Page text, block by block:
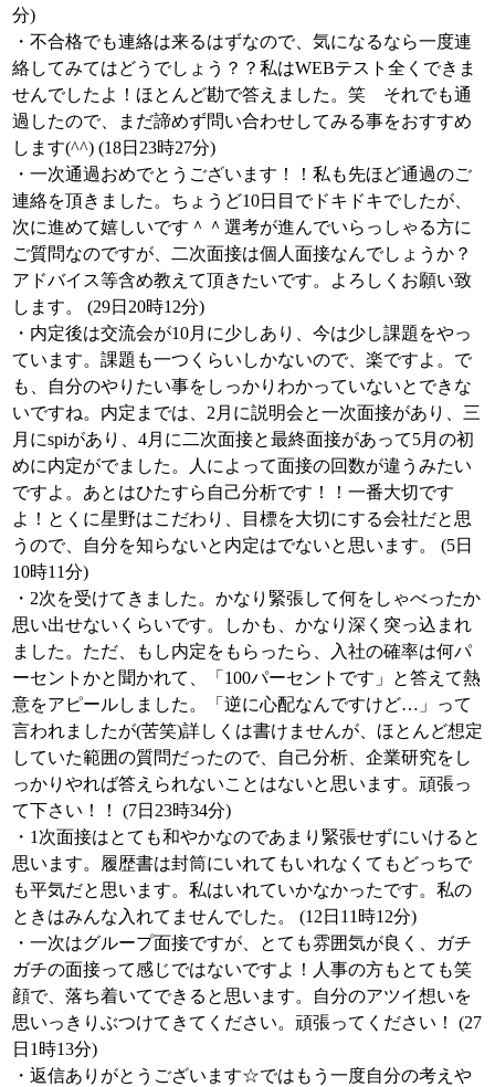
分)
・不合格でも連絡は来るはずなので、気になるなら一度連
絡してみてはどうでしょう？？私はWEBテスト全くできま
せんでしたよ！ほとんど勘で答えました。笑 それでも通
過したので、まだ諦めず問い合わせしてみる事をおすすめ
します(^^) (18日23時27分)
・一次通過おめでとうございます！！私も先ほど通過のご
連絡を頂きました。ちょうど10日目でドキドキでしたが、
次に進めて嬉しいです＾＾選考が進んでいらっしゃる方に
ご質問なのですが、二次面接は個人面接なんでしょうか？
アドバイス等含め教えて頂きたいです。よろしくお願い致
します。 (29日20時12分)
・内定後は交流会が10月に少しあり、今は少し課題をやっ
ています。課題も一つくらいしかないので、楽ですよ。で
も、自分のやりたい事をしっかりわかっていないとできな
いですね。内定までは、2月に説明会と一次面接があり、三
月にspiがあり、4月に二次面接と最終面接があって5月の初
めに内定がでました。人によって面接の回数が違うみたい
ですよ。あとはひたすら自己分析です！！一番大切です
よ！とくに星野はこだわり、目標を大切にする会社だと思
うので、自分を知らないと内定はでないと思います。 (5日
10時11分)
・2次を受けてきました。かなり緊張して何をしゃべったか
思い出せないくらいです。しかも、かなり深く突っ込まれ
ました。ただ、もし内定をもらったら、入社の確率は何パ
ーセントかと聞かれて、「100パーセントです」と答えて熱
意をアピールしました。「逆に心配なんですけど…」って
言われましたが(苦笑)詳しくは書けませんが、ほとんど想定
していた範囲の質問だったので、自己分析、企業研究をし
っかりやれば答えられないことはないと思います。頑張っ
て下さい！！ (7日23時34分)
・1次面接はとても和やかなのであまり緊張せずにいけると
思います。履歴書は封筒にいれてもいれなくてもどっちで
も平気だと思います。私はいれていかなかったです。私の
ときはみんな入れてませんでした。 (12日11時12分)
・一次はグループ面接ですが、とても雰囲気が良く、ガチ
ガチの面接って感じではないですよ！人事の方もとても笑
顔で、落ち着いてできると思います。自分のアツイ想いを
思いっきりぶつけてきてください。頑張ってください！ (27
日1時13分)
・返信ありがとうございます☆ではもう一度自分の考えや